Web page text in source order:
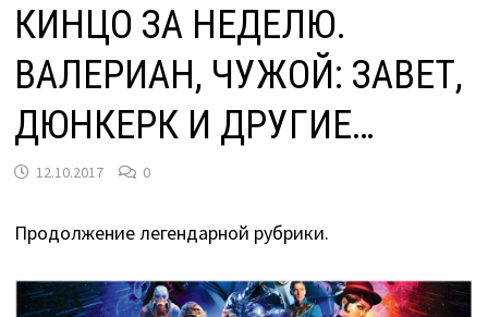
КИНЦО ЗА НЕДЕЛЮ.
ВАЛЕРИАН, ЧУЖОЙ: ЗАВЕТ,
ДЮНКЕРК И ДРУГИЕ…
12.10.2017 0
Продолжение легендарной рубрики.